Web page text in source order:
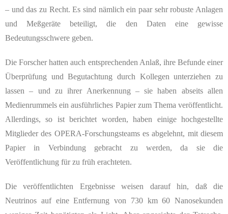
– und das zu Recht. Es sind nämlich ein paar sehr robuste Anlagen
und Meßgeräte beteiligt, die den Daten eine gewisse
Bedeutungsschwere geben.
Die Forscher hatten auch entsprechenden Anlaß, ihre Befunde einer
Überprüfung und Begutachtung durch Kollegen unterziehen zu
lassen – und zu ihrer Anerkennung – sie haben abseits allen
Medienrummels ein ausführliches Papier zum Thema veröffentlicht.
Allerdings, so ist berichtet worden, haben einige hochgestellte
Mitglieder des OPERA-Forschungsteams es abgelehnt, mit diesem
Papier in Verbindung gebracht zu werden, da sie die
Veröffentlichung für zu früh erachteten.
Die veröffentlichten Ergebnisse weisen darauf hin, daß die
Neutrinos auf eine Entfernung von 730 km 60 Nanosekunden